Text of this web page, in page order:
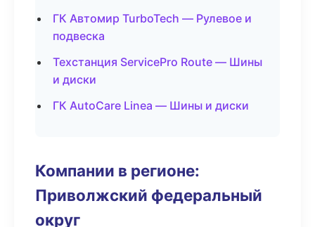
ГК Автомир TurboTech — Рулевое и
подвеска
Техстанция ServicePro Route — Шины
и диски
ГК AutoCare Linea — Шины и диски
Компании в регионе:
Приволжский федеральный
округ